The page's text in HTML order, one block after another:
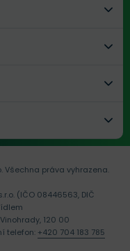
Všechna práva vyhrazena.
(IČO 08446563, DIČ
120 00
telefon: +420 704 183 785